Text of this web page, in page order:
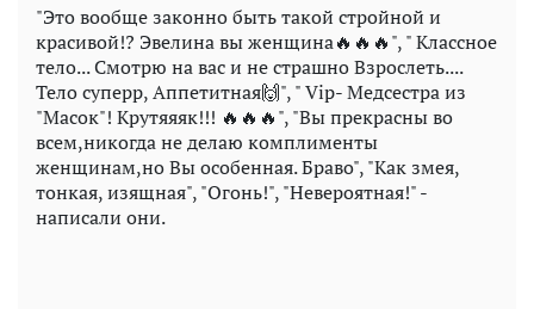
"Это вообще законно быть такой стройной и
красивой!? Эвелина вы женщина🔥🔥🔥", " Классное
тело... Смотрю на вас и не страшно Взрослеть....
Тело суперр, Аппетитная🙌", " Vip- Медсестра из
"Масок"! Крутяяяк!!! 🔥🔥🔥", "Вы прекрасны во
всем,никогда не делаю комплименты
женщинам,но Вы особенная. Браво", "Как змея,
тонкая, изящная", "Огонь!", "Невероятная!" -
написали они.